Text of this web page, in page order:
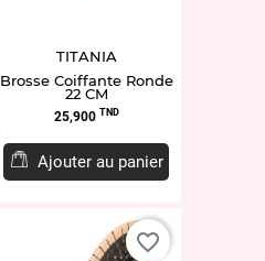
TITANIA
Brosse Coiffante Ronde
22 CM
Prix
25,900 TND
Ajouter au panier
favorite_border